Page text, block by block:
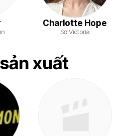
Charlotte Hope
Sơ Victoria
xuất